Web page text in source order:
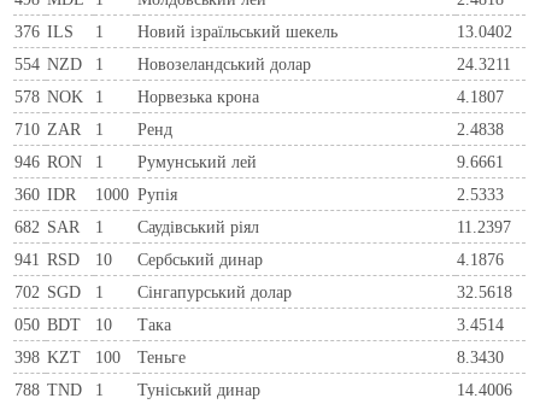
376 ILS 1 Новий ізраїльський шекель
13.0402
554 NZD 1 Новозеландський долар
24.3211
578 NOK 1 Норвезька крона
4.1807
710 ZAR 1 Ренд
2.4838
946 RON 1 Румунський лей
9.6661
360 IDR 1000 Рупія
2.5333
682 SAR 1 Саудівський ріял
11.2397
941 RSD 10 Сербський динар
4.1876
702 SGD 1 Сінгапурський долар
32.5618
050 BDT 10 Така
3.4514
398 KZT 100 Теньге
8.3430
788 TND 1 Туніський динар 14.4006